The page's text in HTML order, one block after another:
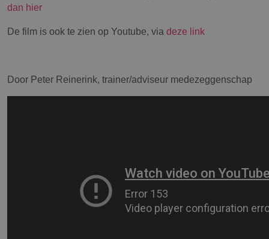
dan hier
De film is ook te zien op Youtube, viadeze link
Door Peter Reinerink, trainer/adviseur medezeggenschap